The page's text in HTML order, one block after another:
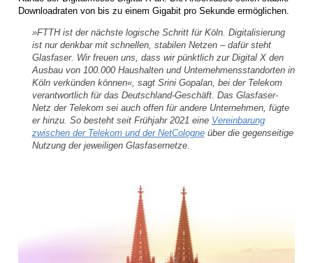
Downloadraten von bis zu einem Gigabit pro Sekunde ermöglichen.
»FTTH ist der nächste logische Schritt für Köln. Digitalisierung
ist nur denkbar mit schnellen, stabilen Netzen – dafür steht
Glasfaser. Wir freuen uns, dass wir pünktlich zur Digital X den
Ausbau von 100.000 Haushalten und Unternehmensstandorten in
Köln verkünden können«, sagt Srini Gopalan, bei der Telekom
verantwortlich für das Deutschland-Geschäft. Das Glasfaser-
Netz der Telekom sei auch offen für andere Unternehmen, fügte
er hinzu. So besteht seit Frühjahr 2021 eine Vereinbarung
zwischen der Telekom und der NetCologneüber die gegenseitige
Nutzung der jeweiligen Glasfasernetze.